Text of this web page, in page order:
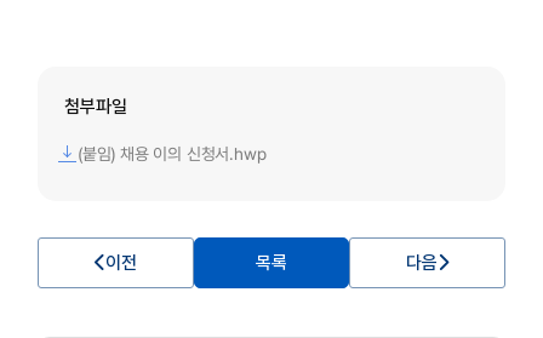
첨부파일
(붙임) 채용 이의 신청서.hwp
이전 목록 다음